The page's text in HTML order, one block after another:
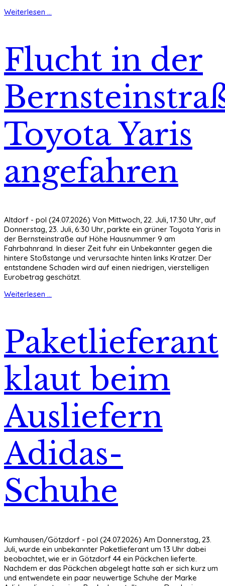
Weiterlesen ...
Flucht in der
Toyota Yaris
angefahren
Altdorf - pol (24.07.2026) Von Mittwoch, 22. Juli, 17:30 Uhr, auf
Donnerstag, 23. Juli, 6:30 Uhr, parkte ein grüner Toyota Yaris in
der Bernsteinstraße auf Höhe Hausnummer 9 am
Fahrbahnrand. In dieser Zeit fuhr ein Unbekannter gegen die
hintere Stoßstange und verursachte hinten links Kratzer. Der
entstandene Schaden wird auf einen niedrigen, vierstelligen
Eurobetrag geschätzt.
Weiterlesen ...
Paketlieferant
klaut beim
Ausliefern
Adidas-
Schuhe
Kumhausen/Götzdorf - pol (24.07.2026) Am Donnerstag, 23.
Juli, wurde ein unbekannter Paketlieferant um 13 Uhr dabei
beobachtet, wie er in Götzdorf 44 ein Päckchen lieferte.
Nachdem er das Päckchen abgelegt hatte sah er sich kurz um
und entwendete ein paar neuwertige Schuhe der Marke